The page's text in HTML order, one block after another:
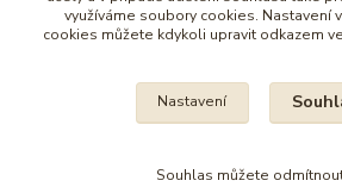
Na všechny fotografie se vztahují
využíváme soubory cookies. Nastavení
cookies můžete kdykoli upravit odkazem
Nastavení
Souhlas můžete